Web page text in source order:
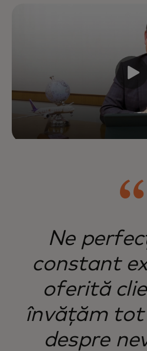
Ne
constant
oferită
învățăm
despre